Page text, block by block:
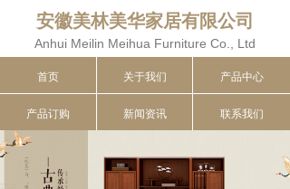
安徽美林美华家居有限公司
Anhui Meilin Meihua Furniture Co., Ltd
首页 关于我们 产品中心
产品订购 新闻资讯 联系我们